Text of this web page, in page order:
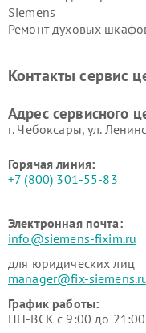
Siemens
Ремонт духовых
Siemens
Siemens
Контакты сервис
Адрес сервисного
г. Чебоксары, ул.
Горячая линия:
+7 (800) 301-55-83
Электронная почта:
info@siemens-fixim.ru
для юридических лиц
manager@fix-
График работы:
ПН-ВСК с 9:00 до